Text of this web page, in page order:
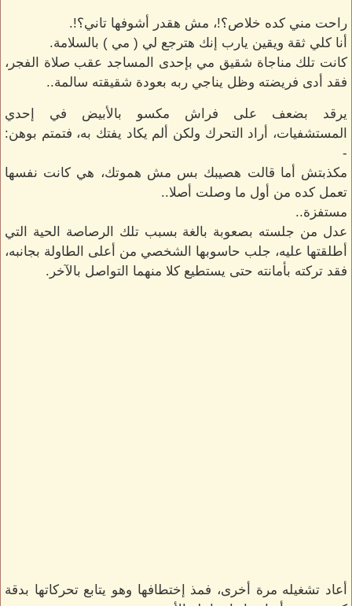
راحت مني كده خلاص؟!، مش هقدر أشوفها تاني؟!.
أنا كلي ثقة ويقين يارب إنك هترجع لي ( مي ) بالسلامة.
كانت تلك مناجاة شقيق مي بإحدى المساجد عقب صلاة الفجر،
فقد أدى فريضته وظل يناجي ربه بعودة شقيقته سالمة..
يرقد بضعف على فراش مكسو بالأبيض في إحدي
المستشفيات، أراد التحرك ولكن ألم يكاد يفتك به، فتمتم بوهن:
-
مكذبتش أما قالت هصيبك بس مش هموتك، هي كانت نفسها
تعمل كده من أول ما وصلت أصلا..
مستفزة..
عدل من جلسته بصعوبة بالغة بسبب تلك الرصاصة الحية التي
أطلقتها عليه، جلب حاسوبها الشخصي من أعلى الطاولة بجانبه،
فقد تركته بأمانته حتى يستطيع كلا منهما التواصل بالآخر.
أعاد تشغيله مرة أخرى، فمذ إختطافها وهو يتابع تحركاتها بدقة